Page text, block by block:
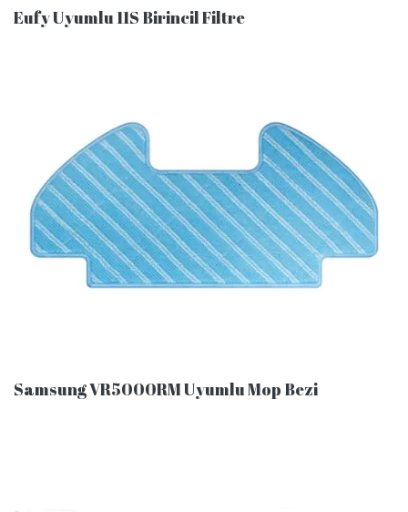
Eufy Uyumlu 11S Birincil Filtre
Samsung VR5000RM Uyumlu Mop Bezi